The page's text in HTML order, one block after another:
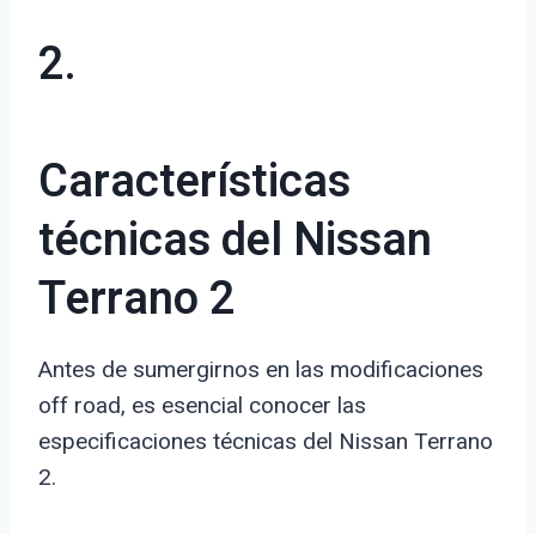
2.
Características
técnicas del Nissan
Terrano 2
Antes de sumergirnos en las modificaciones
off road, es esencial conocer las
especificaciones técnicas del Nissan Terrano
2.